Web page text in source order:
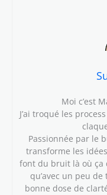
Moi c’est
J’ai troqué les
Passionnée par le
transforme les
font du bruit là où ça
qu’avec un peu
bonne dose de